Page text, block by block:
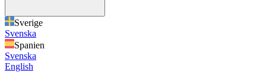
Sverige
Svenska
Spanien
Svenska
English